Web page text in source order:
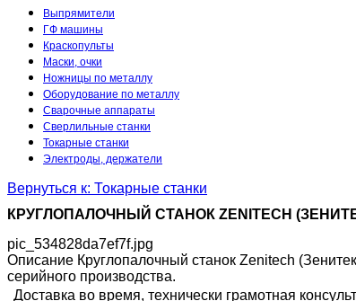
Выпрямители
ГФ машины
Краскопульты
Маски, очки
Ножницы по металлу
Оборудование по металлу
Сварочные аппараты
Сверлильные станки
Токарные станки
Электроды, держатели
Вернуться к: Токарные станки
КРУГЛОПАЛОЧНЫЙ СТАНОК ZENITECH
pic_534828da7ef7f.jpg
Описание Круглопалочный станок Zenitech
серийного производства.
Доставка во время, технически грамотная